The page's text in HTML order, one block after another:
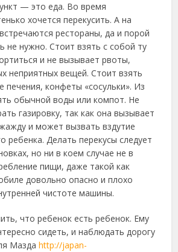
— это еда. Во время
хочется перекусить. А на
рестораны, да и порой
не нужно. Стоит взять с собой ту
и не вызывает рвоты,
неприятных вещей. Стоит взять
печения, конфеты «сосульки». Из
обычной воды или компот. Не
газировку, так как она вызывает
и может вызвать вздутие
ребенка. Делать перекусы следует
но ни в коем случае не в
пищи, даже такой как
довольно опасно и плохо
чистоте машины.
что ребенок есть ребенок. Ему
сидеть, и наблюдать дорогу
Маздаhttp://japan-